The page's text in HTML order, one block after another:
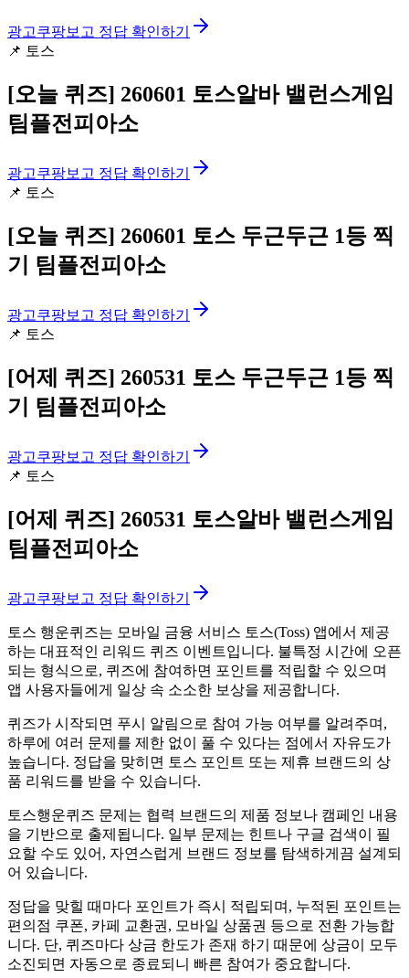
광고쿠팡보고 정답 확인하기
📌 토스
[오늘 퀴즈] 260601 토스알바 밸런스게임
팀플전피아소
광고쿠팡보고 정답 확인하기
📌 토스
[오늘 퀴즈] 260601 토스 두근두근 1등 찍
기 팀플전피아소
광고쿠팡보고 정답 확인하기
📌 토스
[어제 퀴즈] 260531 토스 두근두근 1등 찍
기 팀플전피아소
광고쿠팡보고 정답 확인하기
📌 토스
[어제 퀴즈] 260531 토스알바 밸런스게임
팀플전피아소
광고쿠팡보고 정답 확인하기
토스 행운퀴즈는 모바일 금융 서비스 토스(Toss) 앱에서 제공
하는 대표적인 리워드 퀴즈 이벤트입니다. 불특정 시간에 오픈
되는 형식으로, 퀴즈에 참여하면 포인트를 적립할 수 있으며
앱 사용자들에게 일상 속 소소한 보상을 제공합니다.
퀴즈가 시작되면 푸시 알림으로 참여 가능 여부를 알려주며,
하루에 여러 문제를 제한 없이 풀 수 있다는 점에서 자유도가
높습니다. 정답을 맞히면 토스 포인트 또는 제휴 브랜드의 상
품 리워드를 받을 수 있습니다.
토스행운퀴즈 문제는 협력 브랜드의 제품 정보나 캠페인 내용
을 기반으로 출제됩니다. 일부 문제는 힌트나 구글 검색이 필
요할 수도 있어, 자연스럽게 브랜드 정보를 탐색하게끔 설계되
어 있습니다.
정답을 맞힐 때마다 포인트가 즉시 적립되며, 누적된 포인트는
편의점 쿠폰, 카페 교환권, 모바일 상품권 등으로 전환 가능합
니다. 단, 퀴즈마다 상금 한도가 존재 하기 때문에 상금이 모두
소진되면 자동으로 종료되니 빠른 참여가 중요합니다.